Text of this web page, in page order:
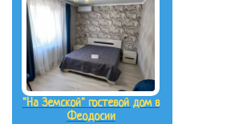
"На Земской" гостевой дом в
Феодосии